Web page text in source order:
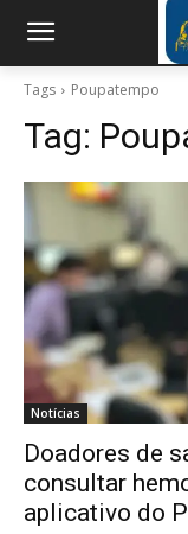
Tags Poupatempo
Tag:
Notícias
Doadores de
consultar
aplicativo do